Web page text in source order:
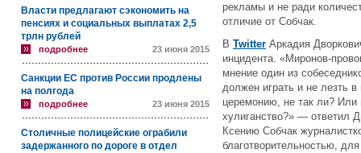
Власти предлагают сэкономить на
пенсиях и социальных выплатах 2,5
трлн рублей
подробнее 23 июня 2015
Санкции ЕС против России продлены
на полгода
подробнее 23 июня 2015
Столичные полицейские ограбили
задержанного по дороге в отдел
рекламы и не ради
отличие от Собчак.
В Twitter Аркадия
инцидента. «Миронов-
мнение один из
должен играть и не лезть
церемонию, не так ли? Или
хулиганство?» — ответил
Ксению Собчак
благотворительностью,